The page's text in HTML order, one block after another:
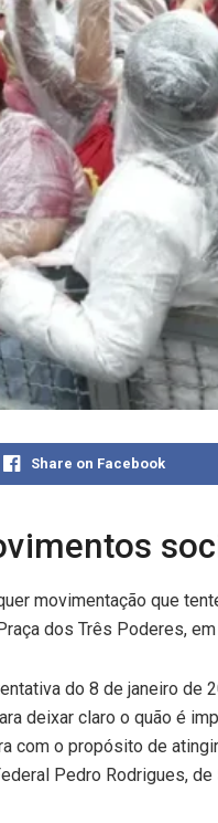
Share on Facebook
movimentação que
dos Três Poderes,
do 8 de janeiro de
deixar claro o quão é
com o propósito de
Pedro Rodrigues, de